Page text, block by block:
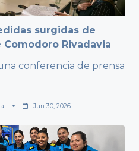
surgidas de
Rivadavia
conferencia de prensa
Jun 30, 2026